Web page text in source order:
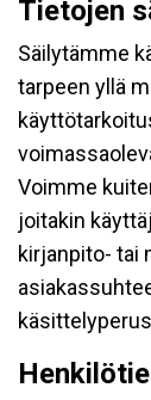
Tietojen
Säilytämme
tarpeen yllä
Voimme
joitakin
kirjanpito- tai